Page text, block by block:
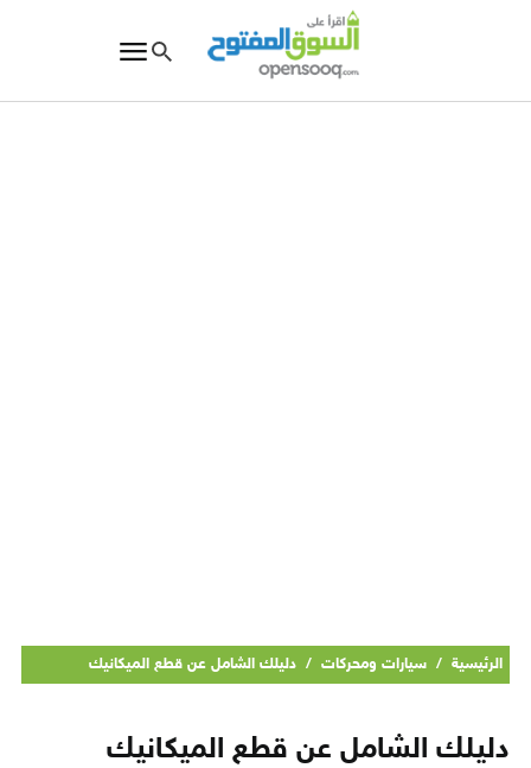
الرئيسية / سيارات ومحركات / دليلك الشامل عن قطع الميكانيك
دليلك الشامل عن قطع الميكانيك